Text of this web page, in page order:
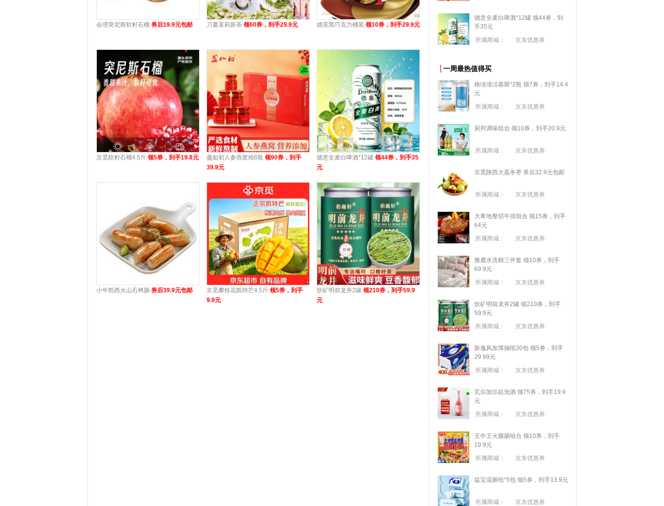
会理突尼斯软籽石榴 券后19.9元包邮 刀蔓茉莉新茶 领60券，到手29.9元 德芙黑巧克力桶装 领10券，到手29.9元
京觅软籽石榴4.5斤 领5券，到手19.8元 盏如初人参燕窝炖6瓶 领90券，到手
39.9元
德意全麦白啤酒*12罐 领44券，到手35
元
小牛凯西火山石烤肠 券后39.9元包邮 京觅攀枝花凯特芒4.5斤 领5券，到手
9.9元
饮矿明前龙井2罐 领210券，到手59.9
元
德意全麦白啤酒*12罐 领44券，到
手35元
所属商城：
京东优惠券
一周最热值得买
格绿清洁慕斯*2瓶 领7券，到手14.4
元
所属商城：
京东优惠券
厨邦调味组合 领10券，到手20.9元
所属商城： 京东优惠券
京觅陕西大荔冬枣 券后32.9元包邮
所属商城： 京东优惠券
大希地整切牛排组合 领15券，到手
64元
所属商城：
京东优惠券
雅鹿水洗棉三件套 领10券，到手
69.9元
所属商城：
京东优惠券
饮矿明前龙井2罐 领210券，到手
59.9元
所属商城：
京东优惠券
新逸风加厚抽纸30包 领5券，到手
29.99元
所属商城：
京东优惠券
瓦尔加尔起泡酒 领75券，到手19.9
元
所属商城：
京东优惠券
王中王火腿肠组合 领10券，到手
19.9元
所属商城：
京东优惠券
益宝湿厕纸*5包 领5券，到手13.9元
所属商城： 京东优惠券